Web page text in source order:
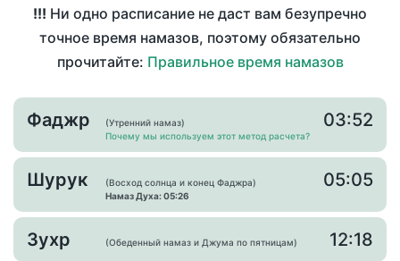
!!! Ни одно расписание не даст вам безупречно
точное время намазов, поэтому обязательно
прочитайте: Правильное время намазов
Фаджр
(Утренний намаз)
Почему мы используем этот метод расчета?
03:52
Шурук
(Восход солнца и конец Фаджра)
Намаз Духа: 05:26
05:05
Зухр (Обеденный намаз и Джума по пятницам) 12:18